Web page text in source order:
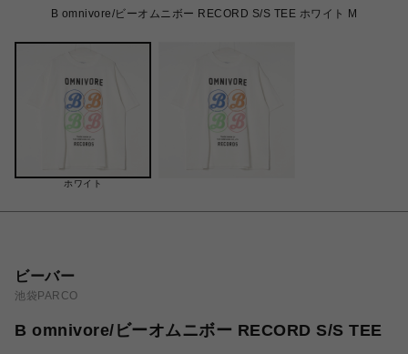
B omnivore/ビーオムニボー RECORD S/S TEE ホワイト M
ホワイト
ビーバー
池袋PARCO
B omnivore/ビーオムニボー RECORD S/S TEE